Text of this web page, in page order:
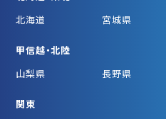
北海道
宮城県
甲信越・北陸
山梨県
長野県
関東